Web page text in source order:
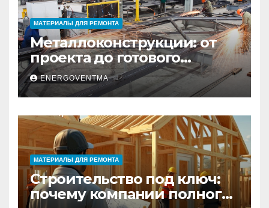
МАТЕРИАЛЫ ДЛЯ РЕМОНТА
Металлоконструкции: от
проекта до готового
изделия – полный
практический гид
ENERGOVENTMA
МАТЕРИАЛЫ ДЛЯ РЕМОНТА
Строительство под ключ:
почему компании полного